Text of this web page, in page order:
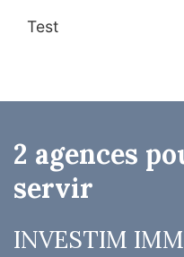
Test
2 agences
servir
INVESTIM